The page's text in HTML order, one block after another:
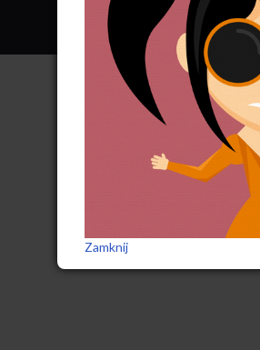
Zamknij